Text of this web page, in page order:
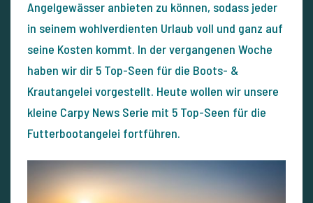
Angelgewässer anbieten zu können, sodass jeder
in seinem wohlverdienten Urlaub voll und ganz auf
seine Kosten kommt. In der vergangenen Woche
haben wir dir 5 Top-Seen für die Boots- &
Krautangelei vorgestellt. Heute wollen wir unsere
kleine Carpy News Serie mit 5 Top-Seen für die
Futterbootangelei fortführen.